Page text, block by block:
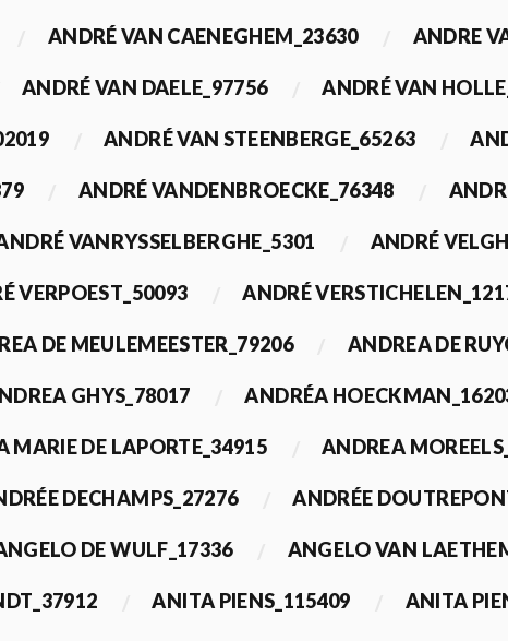
ANDRÉ VAN CAENEGHEM_23630 ANDRE
ANDRÉ VAN DAELE_97756 ANDRÉ VAN
ANDRÉ VAN STEENBERGE_65263
ANDRÉ VANDENBROECKE_76348
VANRYSSELBERGHE_5301 ANDRÉ
VERPOEST_50093 ANDRÉ
DE MEULEMEESTER_79206 ANDREA DE
GHYS_78017 ANDRÉA
MARIE DE LAPORTE_34915 ANDREA
DECHAMPS_27276 ANDRÉE
DE WULF_17336 ANGELO VAN
ANITA PIENS_115409 ANITA